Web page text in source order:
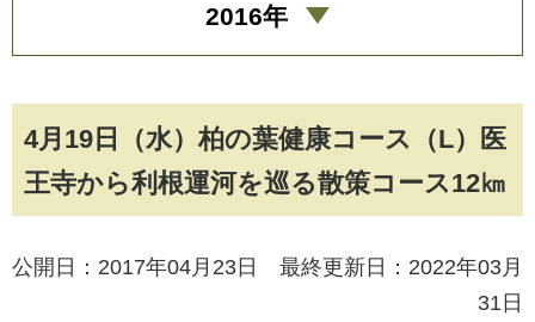
4月19日（水）柏の葉健康コース（L）医
王寺から利根運河を巡る散策コース12㎞
公開日：2017年04月23日 最終更新日：2022年03月
31日
2016年